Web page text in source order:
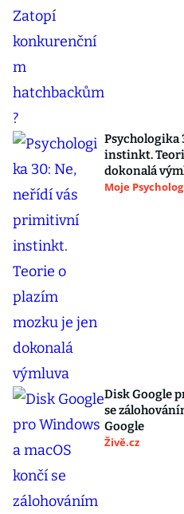
instinkt.
dokonalá
Moje
Disk Google
se
Google
Živě.cz